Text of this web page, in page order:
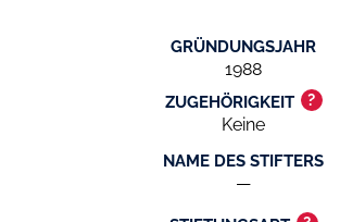
GRÜNDUNGSJAHR
1988
ZUGEHÖRIGKEIT ?
Keine
NAME DES STIFTERS
—